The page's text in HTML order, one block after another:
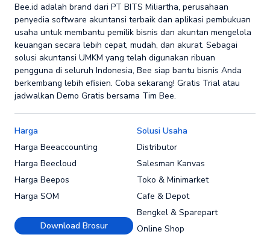
Bee.id adalah brand dari PT BITS Miliartha, perusahaan
penyedia software akuntansi terbaik dan aplikasi pembukuan
usaha untuk membantu pemilik bisnis dan akuntan mengelola
keuangan secara lebih cepat, mudah, dan akurat. Sebagai
solusi akuntansi UMKM yang telah digunakan ribuan
pengguna di seluruh Indonesia, Bee siap bantu bisnis Anda
berkembang lebih efisien. Coba sekarang! Gratis Trial atau
jadwalkan Demo Gratis bersama Tim Bee.
Harga
Harga Beeaccounting
Harga Beecloud
Harga Beepos
Harga SOM
Download Brosur
Solusi Usaha
Distributor
Salesman Kanvas
Toko & Minimarket
Cafe & Depot
Bengkel & Sparepart
Online Shop